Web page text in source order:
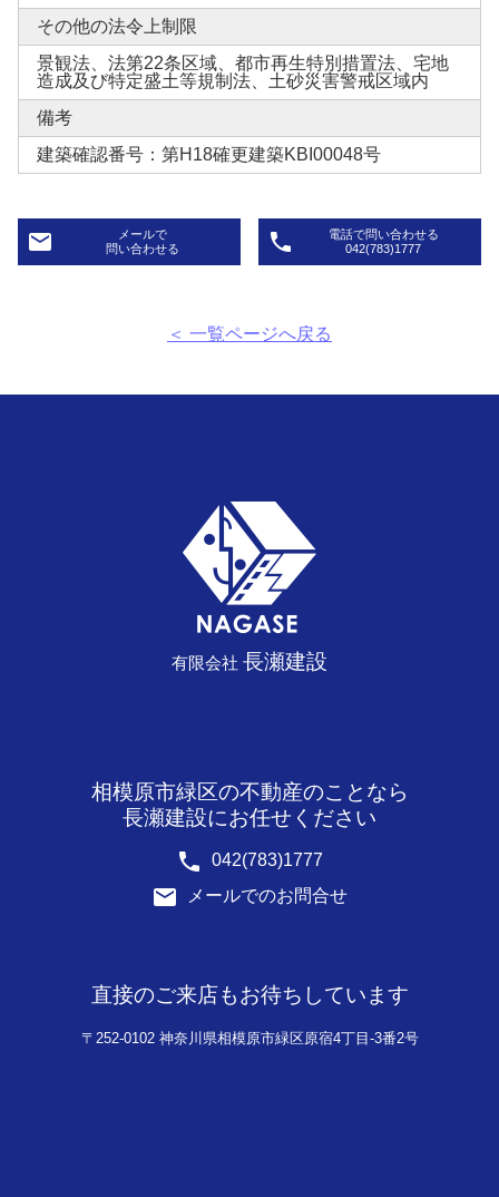
その他の法令上制限
景観法、法第22条区域、都市再生特別措置法、宅地
造成及び特定盛土等規制法、土砂災害警戒区域内
備考
建築確認番号：第H18確更建築KBI00048号
email
メールで
問い合わせる
phone
電話で問い合わせる
042(783)1777
＜ 一覧ページへ戻る
有限会社 長瀬建設
相模原市緑区の不動産のことなら
長瀬建設にお任せください
phone 042(783)1777
email メールでのお問合せ
直接のご来店もお待ちしています
〒252-0102 神奈川県相模原市緑区原宿4丁目-3番2号